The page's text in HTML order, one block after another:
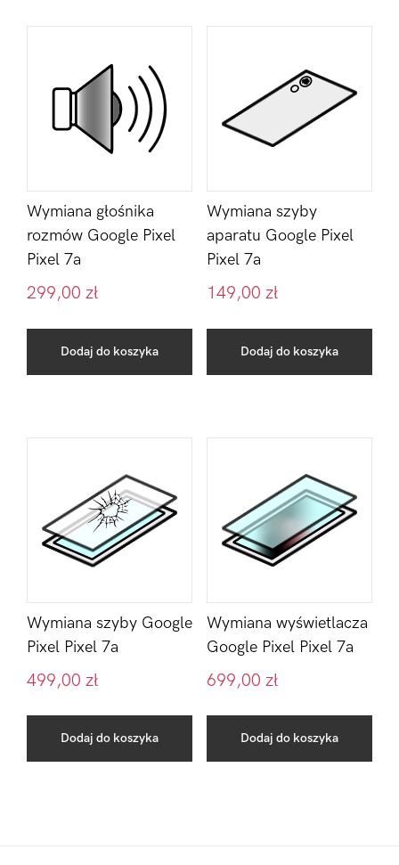
Wymiana głośnika
rozmów Google Pixel
Pixel 7a
299,00 zł
Dodaj do koszyka
Wymiana szyby
aparatu Google Pixel
Pixel 7a
149,00 zł
Dodaj do koszyka
Wymiana szyby Google
Pixel Pixel 7a
499,00 zł
Dodaj do koszyka
Wymiana wyświetlacza
Google Pixel Pixel 7a
699,00 zł
Dodaj do koszyka